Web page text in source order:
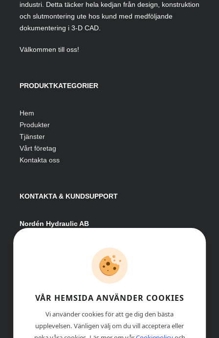
industri. Detta täcker hela kedjan från design, konstruktion
och slutmontering ute hos kund med medföljande
dokumentering i 3-D CAD.
Välkommen till oss!
PRODUKTKATEGORIER
Hem
Produkter
Tjänster
Vårt företag
Kontakta oss
KONTAKTA & KUNDSUPPORT
Nordén Hydraulic AB
info@nordenhydraulic.se
Org-nr: 556531-8424
VÅR HEMSIDA ANVÄNDER COOKIES
Vi använder cookies för att ge dig den bästa
upplevelsen. Vänligen välj om du vill acceptera eller